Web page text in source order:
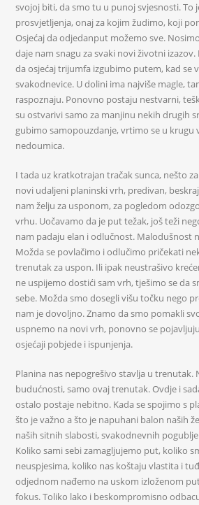
svojoj biti, da smo tu u punoj svjesnosti. To
prosvjetljenja, onaj za kojim žudimo, koji
Osjećaj da odjedanput možemo sve.
daje nam snagu za svaki novi životni
da osjećaj trijumfa izgubimo putem, kad se
svakodnevice. U dolini ima najviše magle,
raspoznaju. Ponovno postaju nestvarni,
su ostvarivi samo za manjinu nekih drugih
gubimo samopouzdanje, vrtimo se u krugu
nedoumica.
I tada uz kratkotrajan tračak sunca, nešto
novi udaljeni planinski vrh, predivan,
nam želju za usponom, za pogledom
vrhu. Uočavamo da je put težak, još teži
nam padaju elan i odlučnost. Malodušnost
Možda se povlačimo i odlučimo pričekati
trenutak za uspon. Ili ipak neustrašivo
ne uspijemo dostići sam vrh, tješimo se da
sebe. Možda smo dosegli višu točku nego
nam je dovoljno. Znamo da smo pomakli
uspnemo na novi vrh, ponovno se
osjećaji pobjede i ispunjenja.
Planina nas nepogrešivo stavlja u trenutak.
budućnosti, samo ovaj trenutak. Ovdje i
ostalo postaje nebitno. Kada se spojimo s
što je važno a što je napuhani balon naših
naših sitnih slabosti, svakodnevnih
Koliko sami sebi zamagljujemo put, koliko
neuspjesima, koliko nas koštaju vlastita i
odjednom nađemo na uskom izloženom
fokus. Toliko lako i beskompromisno